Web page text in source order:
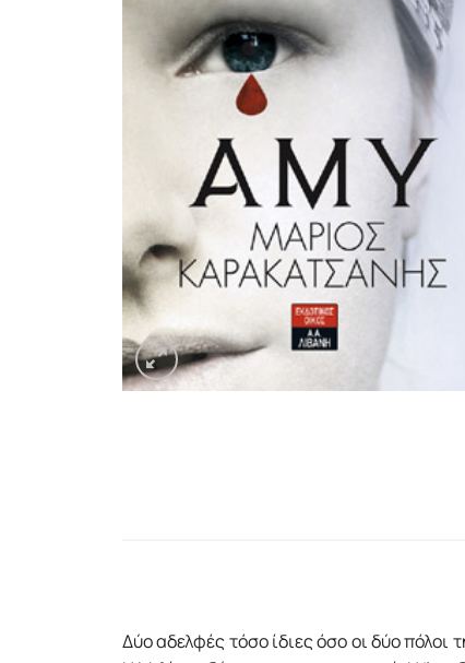
Δύο αδελφές τόσο ίδιες όσο οι δύο